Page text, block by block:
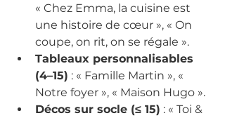
« Chez Emma, la cuisine est
une histoire de cœur », « On
coupe, on rit, on se régale ».
Tableaux personnalisables
(4–15) : « Famille Martin », «
Notre foyer », « Maison Hugo ».
Décos sur socle (≤ 15) : « Toi &